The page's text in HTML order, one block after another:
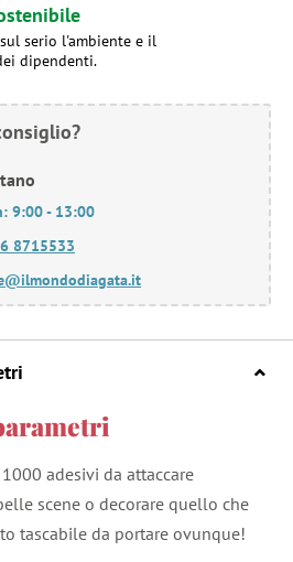
serio l'ambiente e il
dipendenti.
9:00 - 13:00
8715533
adesivi da attaccare
scene o decorare quello che
tascabile da portare ovunque!